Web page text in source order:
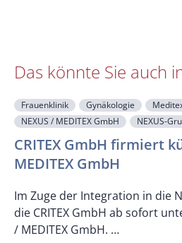
Das könnte Sie auch
Frauenklinik Gynäkologie
NEXUS / MEDITEX GmbH
NEXUS-
CRITEX GmbH firmiert
MEDITEX GmbH
Im Zuge der Integration in die
die CRITEX GmbH ab sofort
/ MEDITEX GmbH. …